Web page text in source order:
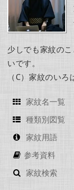
少しでも家紋の
いです。
（C）家紋のい
家紋名一覧
種類別図覧
家紋用語
参考資料
家紋検索